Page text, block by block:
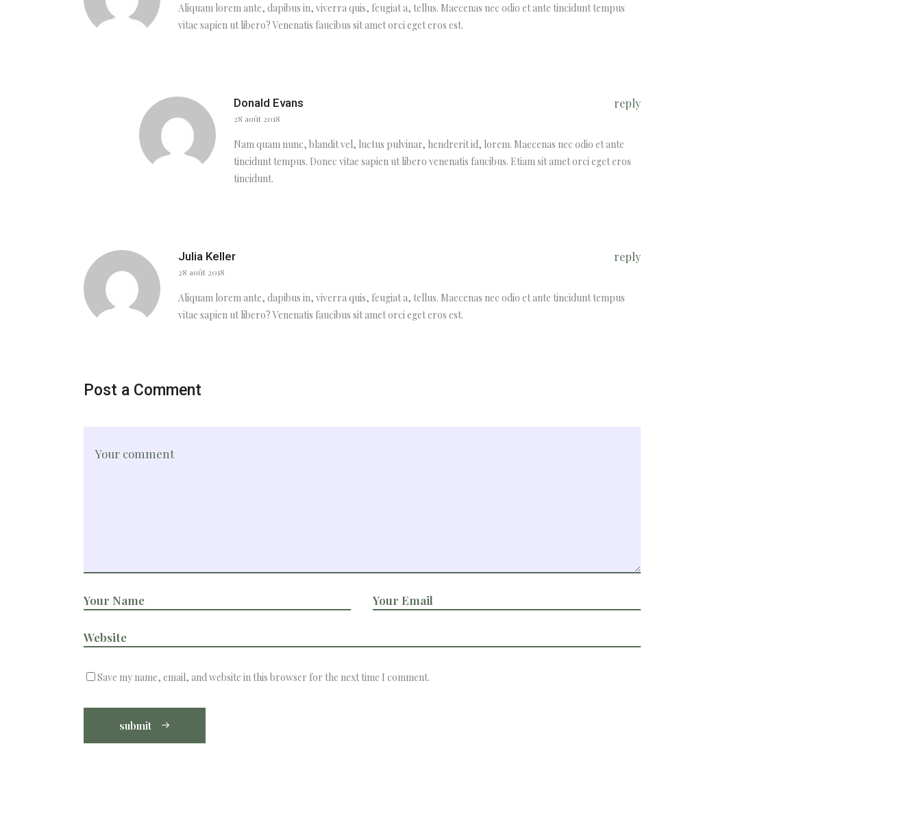
Aliquam lorem ante, dapibus in, viverra quis, feugiat a, tellus. Maecenas nec odio et ante tincidunt tempus
vitae sapien ut libero? Venenatis faucibus sit amet orci eget eros est.
Donald Evans
28 août 2018
reply
Nam quam nunc, blandit vel, luctus pulvinar, hendrerit id, lorem. Maecenas nec odio et ante
tincidunt tempus. Donec vitae sapien ut libero venenatis faucibus. Etiam sit amet orci eget eros
tincidunt.
Julia Keller
28 août 2018
reply
Aliquam lorem ante, dapibus in, viverra quis, feugiat a, tellus. Maecenas nec odio et ante tincidunt tempus
vitae sapien ut libero? Venenatis faucibus sit amet orci eget eros est.
Post a Comment
Save my name, email, and website in this browser for the next time I comment.
submit